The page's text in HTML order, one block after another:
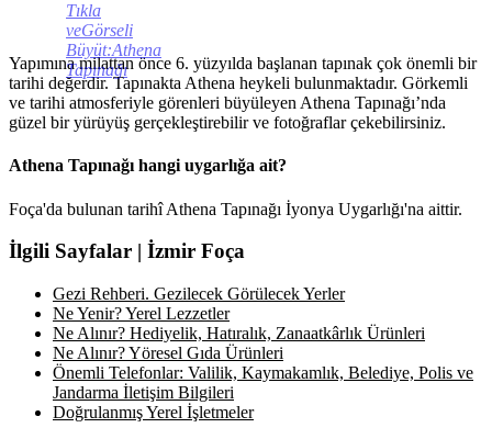
Tıkla
veGörseli
Büyüt:Athena
Tapınağı
Yapımına milattan önce 6. yüzyılda başlanan tapınak çok önemli bir
tarihi değerdir. Tapınakta Athena heykeli bulunmaktadır. Görkemli
ve tarihi atmosferiyle görenleri büyüleyen Athena Tapınağı’nda
güzel bir yürüyüş gerçekleştirebilir ve fotoğraflar çekebilirsiniz.
Athena Tapınağı hangi uygarlığa ait?
Foça'da bulunan tarihî Athena Tapınağı İyonya Uygarlığı'na aittir.
İlgili Sayfalar | İzmir Foça
Gezi Rehberi. Gezilecek Görülecek Yerler
Ne Yenir? Yerel Lezzetler
Ne Alınır? Hediyelik, Hatıralık, Zanaatkârlık Ürünleri
Ne Alınır? Yöresel Gıda Ürünleri
Önemli Telefonlar: Valilik, Kaymakamlık, Belediye, Polis ve
Jandarma İletişim Bilgileri
Doğrulanmış Yerel İşletmeler